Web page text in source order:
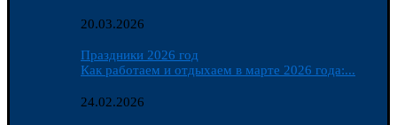
20.03.2026
Праздники 2026 год
Как работаем и отдыхаем в марте 2026 года:...
24.02.2026